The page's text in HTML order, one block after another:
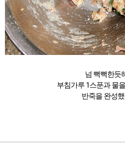
넘 뻑뻑한듯
부침가루 1스푼과 물
반죽을 완성